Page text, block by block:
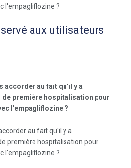
aux utilisateurs
accorder au fait qu'il y a
première hospitalisation pour
l'empagliflozine ?
au fait qu'il y a
première hospitalisation pour
l'empagliflozine ?